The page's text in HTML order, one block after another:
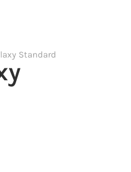
Standard